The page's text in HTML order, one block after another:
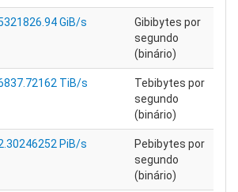
GiB/s
Gibibytes por
segundo
(binário)
TiB/s
Tebibytes por
segundo
(binário)
PiB/s
Pebibytes por
segundo
(binário)